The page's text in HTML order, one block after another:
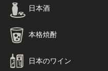
日本酒
本格焼酎
日本のワイン